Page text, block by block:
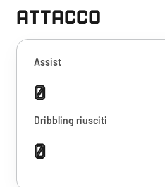
ATTACCO
Assist
0
Dribbling riusciti
0